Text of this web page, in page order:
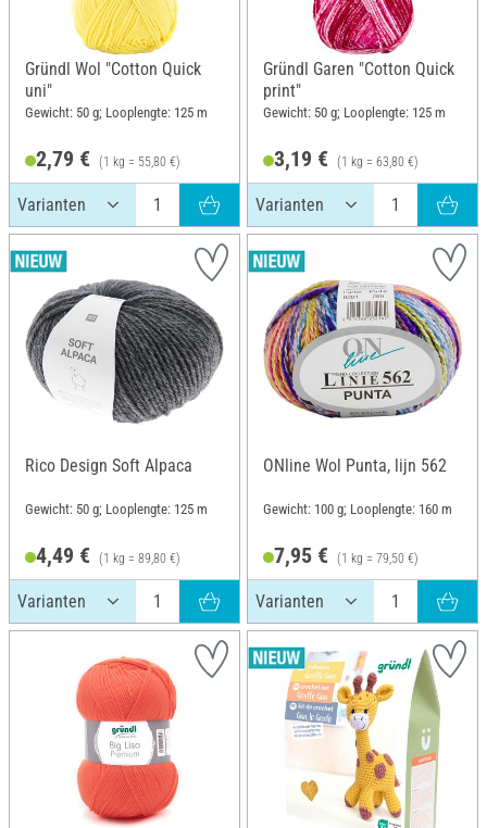
Gründl Wol "Cotton Quick
uni"
Gewicht: 50 g; Looplengte: 125 m
2,79 € (1 kg = 55,80 €)
Gründl Garen "Cotton Quick
print"
Gewicht: 50 g; Looplengte: 125 m
3,19 € (1 kg = 63,80 €)
Rico Design Soft Alpaca
Gewicht: 50 g; Looplengte: 125 m
4,49 € (1 kg = 89,80 €)
ONline Wol Punta, lijn 562
Gewicht: 100 g; Looplengte: 160 m
7,95 € (1 kg = 79,50 €)